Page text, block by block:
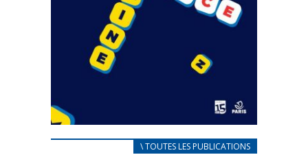
CARNET D’ACCUEIL\ TOUTES LES PUBLICATIONS